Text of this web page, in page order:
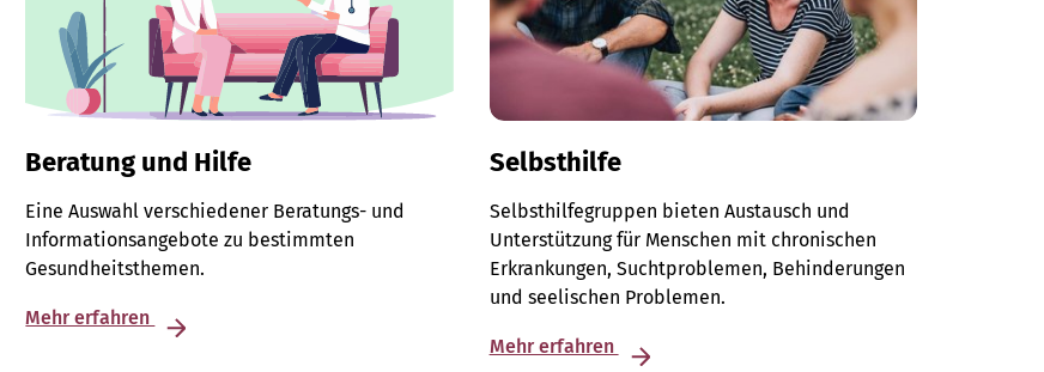
Beratung und Hilfe
Eine Auswahl verschiedener Beratungs- und
Informationsangebote zu bestimmten
Gesundheitsthemen.
Mehr erfahren
Selbsthilfe
Selbsthilfegruppen bieten Austausch und
Unterstützung für Menschen mit chronischen
Erkrankungen, Suchtproblemen, Behinderungen
und seelischen Problemen.
Mehr erfahren